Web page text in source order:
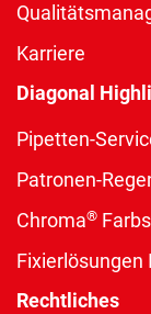
Karriere
Diagonal
Pipetten-
Patronen-
Chroma®
Fixierlösungen
Rechtliches